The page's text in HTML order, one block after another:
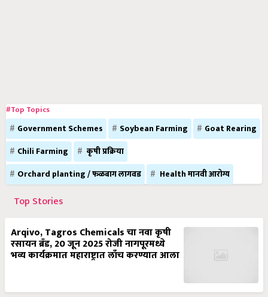
#Top Topics
Government Schemes Soybean Farming
Goat Rearing
Chili Farming
कृषी प्रक्रिया
Orchard planting / फळबाग लागवड
Health मानवी आरोग्य
Top Stories
Arqivo, Tagros Chemicals चा नवा कृषी
रसायन ब्रँड, 20 जून 2025 रोजी नागपूरमध्ये
भव्य कार्यक्रमात महाराष्ट्रात लाँच करण्यात आला